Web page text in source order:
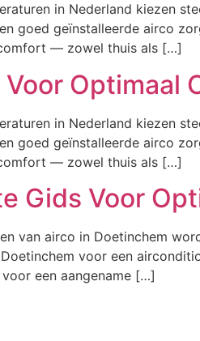
in Nederland kiezen
goed geïnstalleerde airco
— zowel thuis als […]
Optimaal
in Nederland kiezen
goed geïnstalleerde airco
— zowel thuis als […]
Gids Voor
van airco in Doetinchem
voor een
een aangename […]